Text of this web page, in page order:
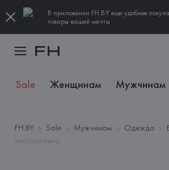
В приложении FH.BY еще удобнее
товары вашей мечты
Sale Женщинам Мужчинам
FH.BY Sale Мужчинам Одежда
чистого льна